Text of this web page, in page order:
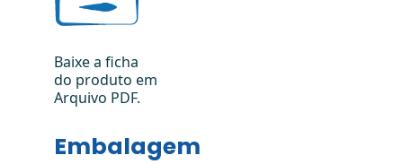
Baixe a ficha
do produto em
Arquivo PDF.
Embalagem